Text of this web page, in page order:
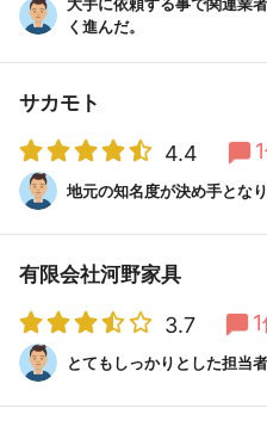
大手に依頼する事で関連業
く進んだ。
サカモト
4.4
地元の知名度が決め手となり
有限会社河野家具
3.7
とてもしっかりとした担当者